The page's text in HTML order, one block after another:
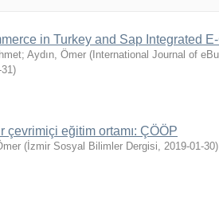
in Turkey and Sap Integrated
; Aydın, Ömer ( International Journal of
)
çevrimiçi eğitim ortamı: ÇÖÖP
( İzmir Sosyal Bilimler Dergisi, 2019-01-30)